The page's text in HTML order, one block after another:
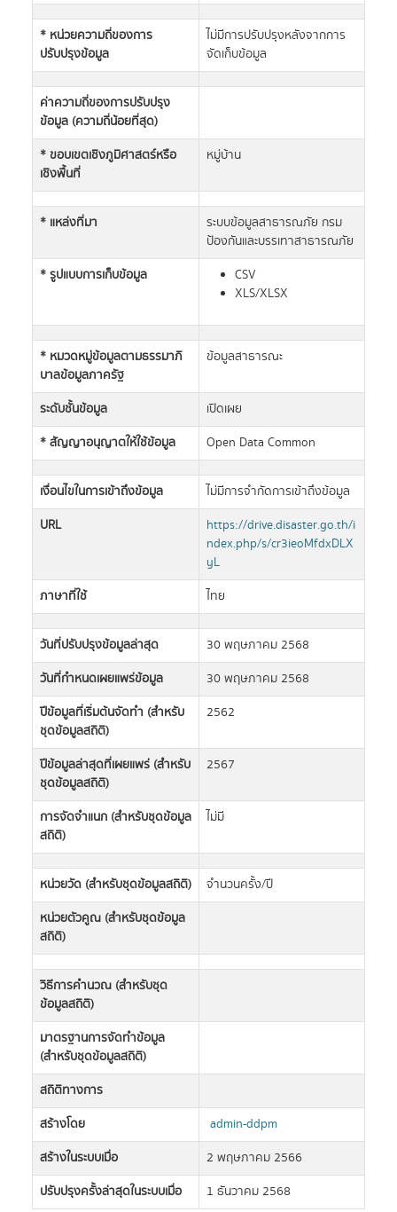
* หน่วยความถี่ของการ
ปรับปรุงข้อมูล
ไม่มีการปรับปรุงหลังจากการ
จัดเก็บข้อมูล
ค่าความถี่ของการปรับปรุง
ข้อมูล (ความถี่น้อยที่สุด)
* ขอบเขตเชิงภูมิศาสตร์หรือ
เชิงพื้นที่
หมู่บ้าน
* แหล่งที่มา
ระบบข้อมูลสาธารณภัย กรม
ป้องกันและบรรเทาสาธารณภัย
* รูปแบบการเก็บข้อมูล
CSV
XLS/XLSX
* หมวดหมู่ข้อมูลตามธรรมาภิ
บาลข้อมูลภาครัฐ
ข้อมูลสาธารณะ
ระดับชั้นข้อมูล
เปิดเผย
* สัญญาอนุญาตให้ใช้ข้อมูล
Open Data Common
เงื่อนไขในการเข้าถึงข้อมูล
ไม่มีการจำกัดการเข้าถึงข้อมูล
URL
https://drive.disaster.go.th/i
ndex.php/s/cr3ieoMfdxDLX
yL
ภาษาที่ใช้
ไทย
วันที่ปรับปรุงข้อมูลล่าสุด
30 พฤษภาคม 2568
วันที่กำหนดเผยแพร่ข้อมูล
30 พฤษภาคม 2568
ปีข้อมูลที่เริ่มต้นจัดทำ (สำหรับ
ชุดข้อมูลสถิติ)
2562
ปีข้อมูลล่าสุดที่เผยแพร่ (สำหรับ
ชุดข้อมูลสถิติ)
2567
การจัดจำแนก (สำหรับชุดข้อมูล
สถิติ)
ไม่มี
หน่วยวัด (สำหรับชุดข้อมูลสถิติ)
จำนวนครั้ง/ปี
หน่วยตัวคูณ (สำหรับชุดข้อมูล
สถิติ)
วิธีการคำนวณ (สำหรับชุด
ข้อมูลสถิติ)
มาตรฐานการจัดทำข้อมูล
(สำหรับชุดข้อมูลสถิติ)
สถิติทางการ
สร้างโดย
admin-ddpm
สร้างในระบบเมื่อ
2 พฤษภาคม 2566
ปรับปรุงครั้งล่าสุดในระบบเมื่อ
1 ธันวาคม 2568